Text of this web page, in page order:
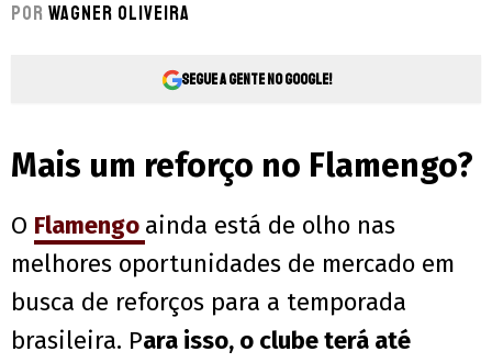
Por Wagner Oliveira
Segue a gente no Google!
Mais um reforço no Flamengo?
O Flamengo ainda está de olho nas
melhores oportunidades de mercado em
busca de reforços para a temporada
brasileira. Para isso, o clube terá até